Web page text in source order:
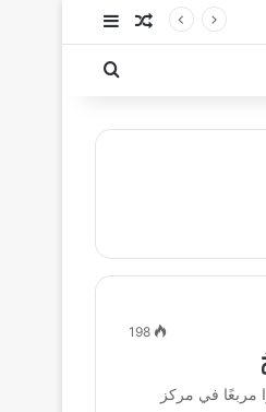
مقال عشوائي
إضافة عمود
بحث عن
198
مكي، محافظ كفر الشيخ، عن تنفيذ 10 قرارات إزالة بمساحة 1293 مترًا مربعًا في مركز